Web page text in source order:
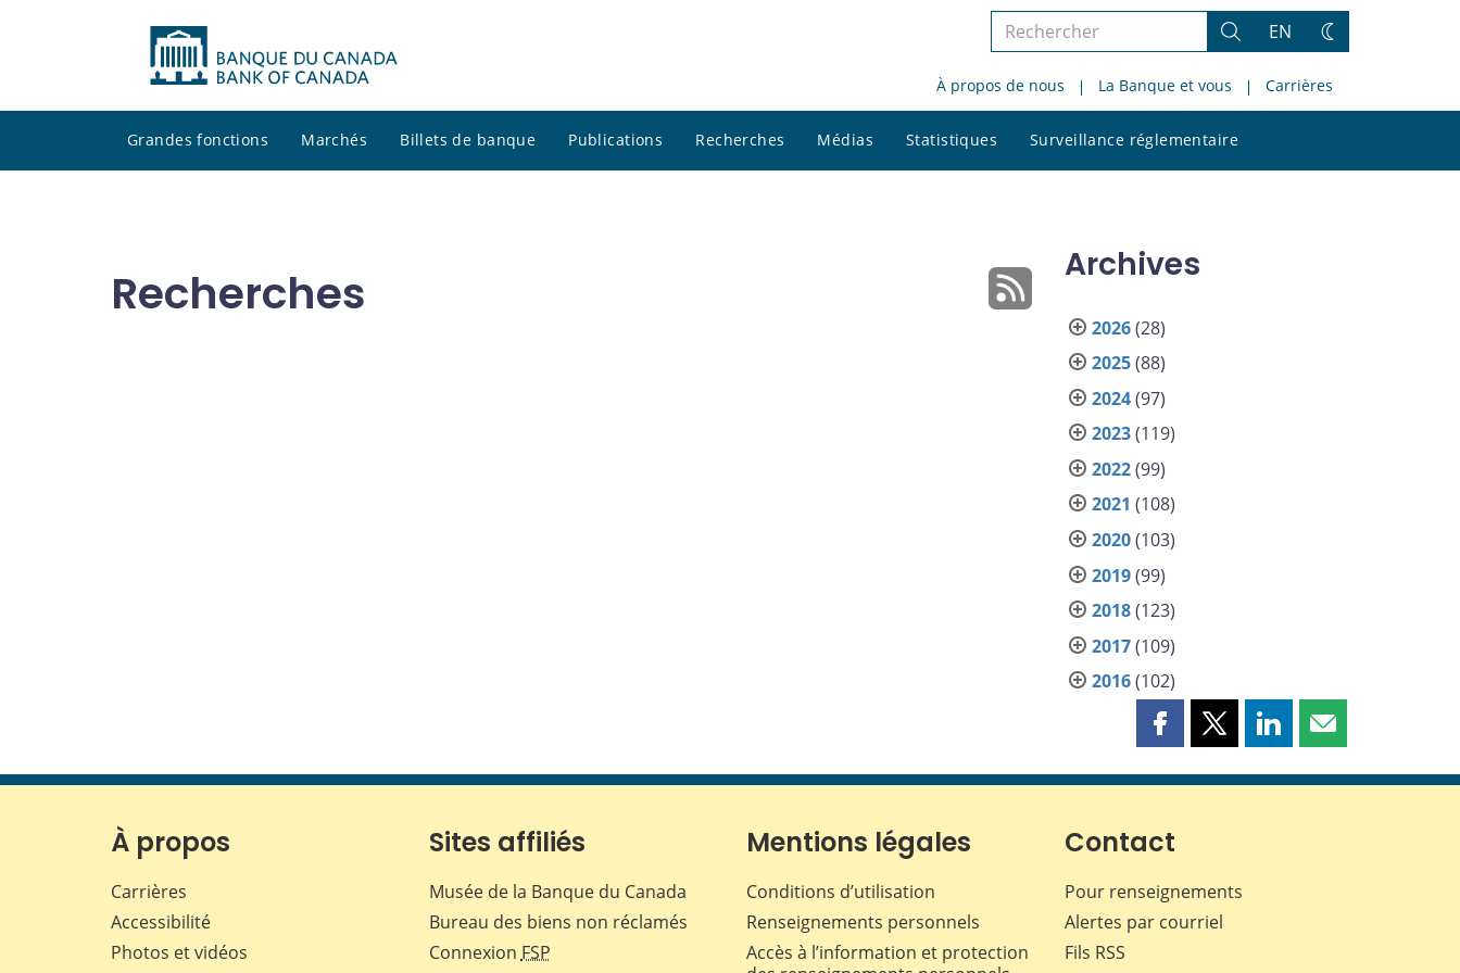
Rechercher
le
site
Rechercher
EN
Changez
thème
À propos de nous La Banque et vous Carrières
Grandes fonctions Marchés Billets de banque Publications Recherches Médias Statistiques Surveillance réglementaire
le
Recherches Archives
2026(28)
2025(88)
2024(97)
2023(119)
2022(99)
2021 (108)
2020(103)
2019(99)
2018(123)
2017(109)
2016(102)
Partager
page
Facebook
Partager
page
Partager
page
Partager
page
À propos
Carrières
Accessibilité
Photos et vidéos
Sites affiliés
Musée de la Banque du Canada
Bureau des biens non réclamés
Connexion FSP
Mentions légales
Conditions d’utilisation
Renseignements personnels
Accès à l’information et protection
Contact
Pour renseignements
Alertes par courriel
Fils RSS